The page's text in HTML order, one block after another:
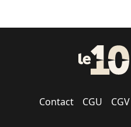
Contact CGU CGV